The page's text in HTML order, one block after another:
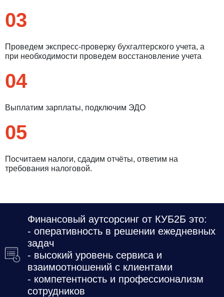
03
Проведем экспресс-проверку бухгалтерского учета, а
при необходимости проведем восстановление учета
04
Выплатим зарплаты, подключим ЭДО
05
Посчитаем налоги, сдадим отчёты, ответим на
требования налоговой.
Финансовый аутсорсинг от КУБ2Б это:
- оперативность в решении ежедневных
задач
- высокий уровень сервиса и
взаимоотношений с клиентами
- компетентность и профессионализм
сотрудников